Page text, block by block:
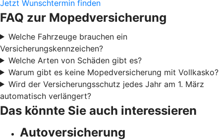
Jetzt Wunschtermin finden
FAQ zur Mopedversicherung
Welche Fahrzeuge brauchen ein
Versicherungskennzeichen?
Welche Arten von Schäden gibt es?
Warum gibt es keine Mopedversicherung mit Vollkasko?
Wird der Versicherungsschutz jedes Jahr am 1. März
automatisch verlängert?
Das könnte Sie auch interessieren
Autoversicherung